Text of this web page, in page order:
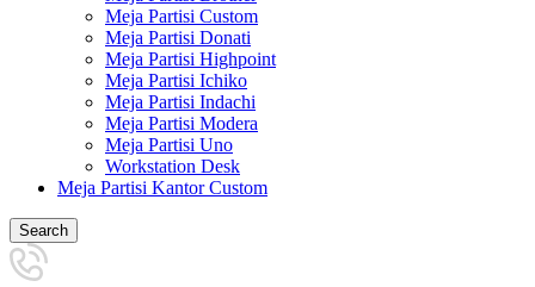
Meja Partisi Custom
Meja Partisi Donati
Meja Partisi Highpoint
Meja Partisi Ichiko
Meja Partisi Indachi
Meja Partisi Modera
Meja Partisi Uno
Workstation Desk
Meja Partisi Kantor Custom
Search